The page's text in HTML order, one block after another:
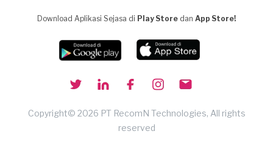
Download Aplikasi Sejasa di Play Store dan App Store!
Copyright© 2026 PT RecomN Technologies, All rights
reserved